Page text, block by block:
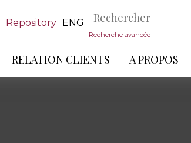
Repository ENG
Recherche avancée
RELATION CLIENTS A PROPOS